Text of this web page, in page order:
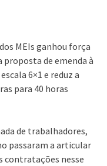
MEIs ganhou força
de emenda à
6×1 e reduz a
para 40 horas
de trabalhadores,
passaram a articular
contratações nesse